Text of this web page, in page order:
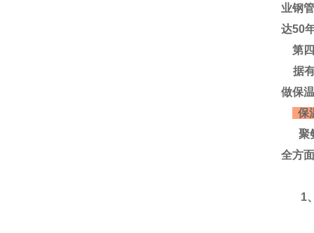
业钢
达50
第四
据有
做保
保
聚氨
全方
1